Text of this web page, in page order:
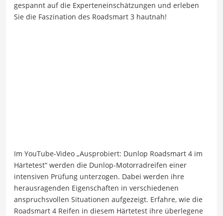
gespannt auf die Experteneinschätzungen und erleben
Sie die Faszination des Roadsmart 3 hautnah!
Im YouTube-Video „Ausprobiert: Dunlop Roadsmart 4 im
Härtetest“ werden die Dunlop-Motorradreifen einer
intensiven Prüfung unterzogen. Dabei werden ihre
herausragenden Eigenschaften in verschiedenen
anspruchsvollen Situationen aufgezeigt. Erfahre, wie die
Roadsmart 4 Reifen in diesem Härtetest ihre überlegene